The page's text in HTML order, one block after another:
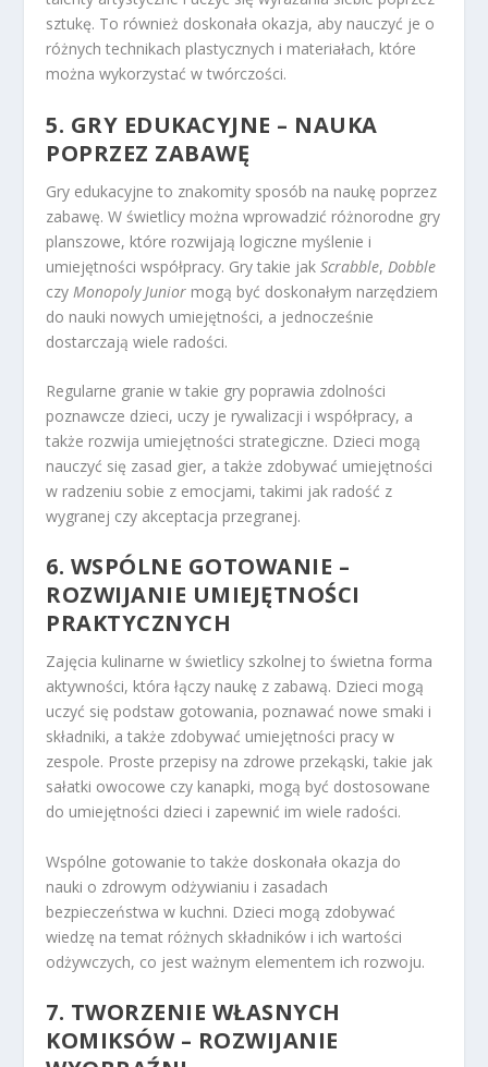
sztukę. To również doskonała okazja, aby nauczyć je o
różnych technikach plastycznych i materiałach, które
można wykorzystać w twórczości.
5. GRY EDUKACYJNE – NAUKA
POPRZEZ ZABAWĘ
Gry edukacyjne to znakomity sposób na naukę poprzez
zabawę. W świetlicy można wprowadzić różnorodne gry
planszowe, które rozwijają logiczne myślenie i
umiejętności współpracy. Gry takie jakScrabble, Dobble
czy Monopoly Junior mogą być doskonałym narzędziem
do nauki nowych umiejętności, a jednocześnie
dostarczają wiele radości.
Regularne granie w takie gry poprawia zdolności
poznawcze dzieci, uczy je rywalizacji i współpracy, a
także rozwija umiejętności strategiczne. Dzieci mogą
nauczyć się zasad gier, a także zdobywać umiejętności
w radzeniu sobie z emocjami, takimi jak radość z
wygranej czy akceptacja przegranej.
6. WSPÓLNE GOTOWANIE –
ROZWIJANIE UMIEJĘTNOŚCI
PRAKTYCZNYCH
Zajęcia kulinarne w świetlicy szkolnej to świetna forma
aktywności, która łączy naukę z zabawą. Dzieci mogą
uczyć się podstaw gotowania, poznawać nowe smaki i
składniki, a także zdobywać umiejętności pracy w
zespole. Proste przepisy na zdrowe przekąski, takie jak
sałatki owocowe czy kanapki, mogą być dostosowane
do umiejętności dzieci i zapewnić im wiele radości.
Wspólne gotowanie to także doskonała okazja do
nauki o zdrowym odżywianiu i zasadach
bezpieczeństwa w kuchni. Dzieci mogą zdobywać
wiedzę na temat różnych składników i ich wartości
odżywczych, co jest ważnym elementem ich rozwoju.
7. TWORZENIE WŁASNYCH
KOMIKSÓW – ROZWIJANIE